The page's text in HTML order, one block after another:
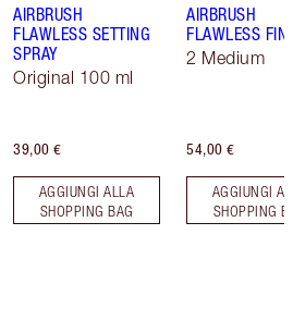
AIRBRUSH
FLAWLESS SETTING
SPRAY
Original 100 ml
39,00 €
AGGIUNGI ALLA
SHOPPING BAG
AIRBRUSH
FLAWLESS
2 Medium
54,00 €
AGGIUNGI
SHOPPING